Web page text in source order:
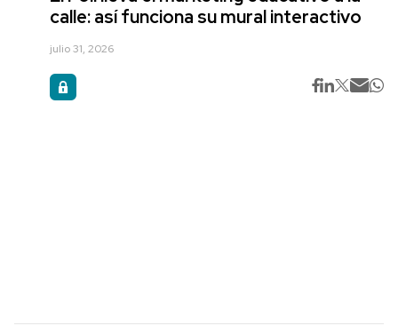
calle: así funciona su mural interactivo
julio 31, 2026